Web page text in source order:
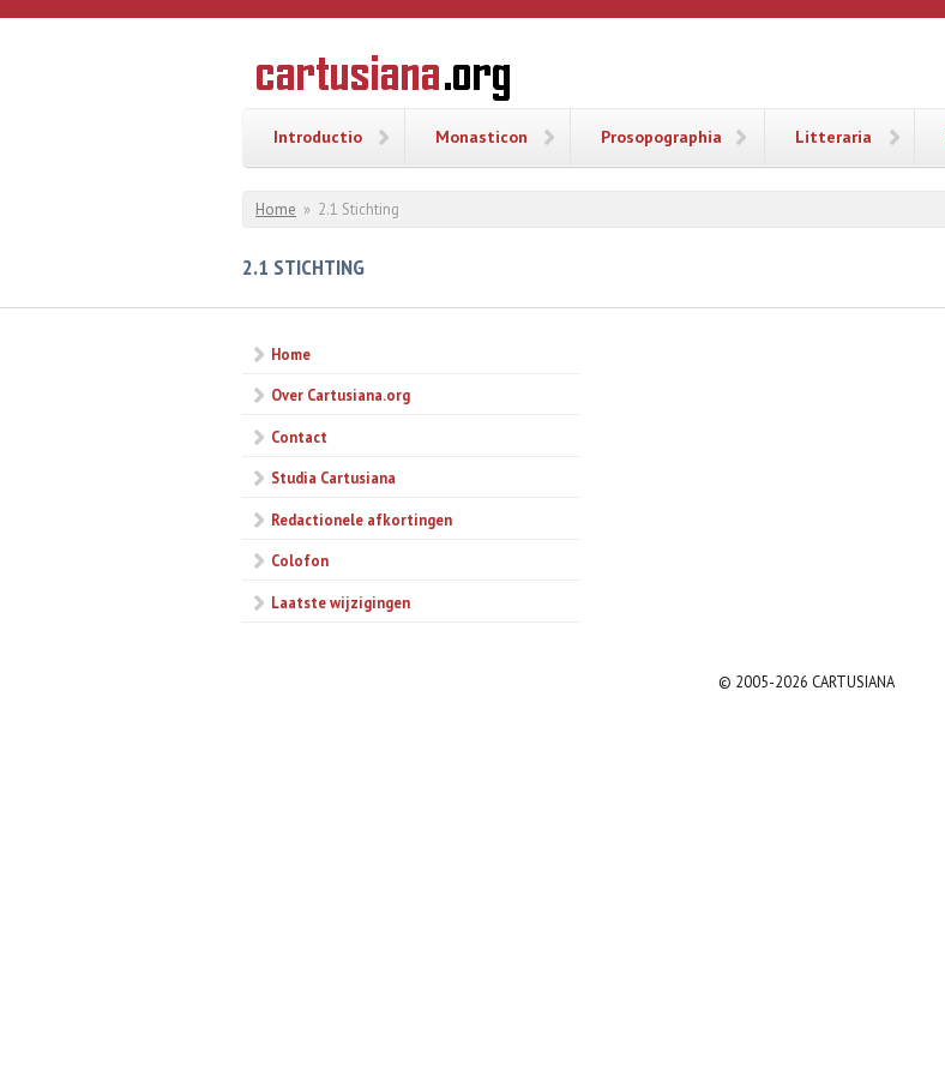
Overslaan en naar de inhoud gaan
CARTUSIANA
Geschiedenis
van de
Introductio Monasticon Prosopographia Litteraria
U bent hier
Home » 2.1 Stichting
2.1 STICHTING
Home
Over Cartusiana.org
Contact
Studia Cartusiana
Redactionele afkortingen
Colofon
Laatste wijzigingen
© 2005-2026 CARTUSIANA